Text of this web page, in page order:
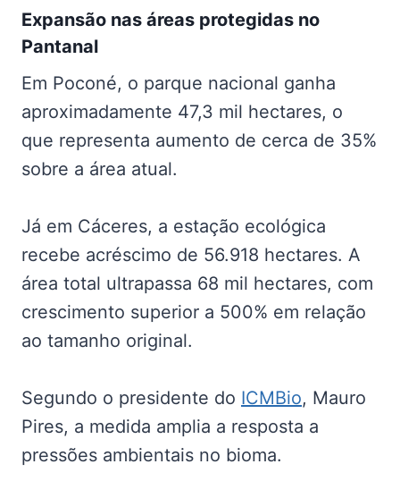
Expansão nas áreas protegidas no
Pantanal
Em Poconé, o parque nacional ganha
aproximadamente 47,3 mil hectares, o
que representa aumento de cerca de 35%
sobre a área atual.
Já em Cáceres, a estação ecológica
recebe acréscimo de 56.918 hectares. A
área total ultrapassa 68 mil hectares, com
crescimento superior a 500% em relação
ao tamanho original.
Segundo o presidente do ICMBio, Mauro
Pires, a medida amplia a resposta a
pressões ambientais no bioma.